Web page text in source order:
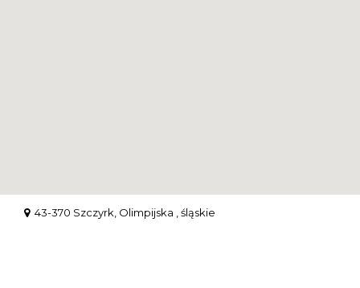
43-370 Szczyrk, Olimpijska , śląskie